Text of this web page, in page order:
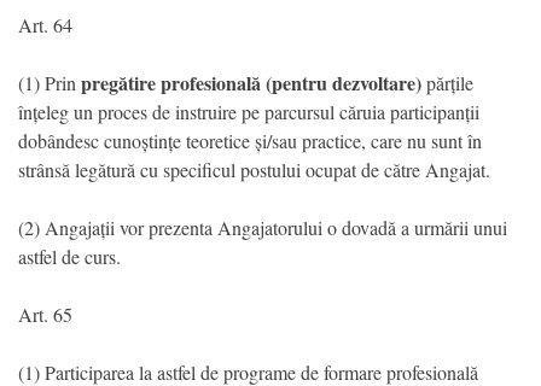
Art. 64
(1) Prin pregătire profesională (pentru dezvoltare)părțile
înțeleg un proces de instruire pe parcursul căruia participanții
dobândesc cunoștințe teoretice și/sau practice, care nu sunt în
strânsă legătură cu specificul postului ocupat de către Angajat.
(2) Angajații vor prezenta Angajatorului o dovadă a urmării unui
astfel de curs.
Art. 65
(1) Participarea la astfel de programe de formare profesională